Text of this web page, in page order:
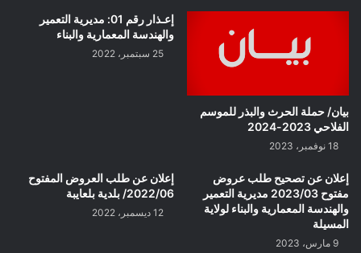
بيان/ حملة الحرث والبذر للموسم
الفلاحي 2023-2024
18 نوفمبر، 2023
إعـذار رقم 01: مديرية التعمير
والهندسة المعمارية والبناء
25 سبتمبر، 2022
إعلان عن تصحيح طلب عروض
مفتوح 2023/03 مديرية التعمير
والهندسة المعمارية والبناء لولاية
المسيلة
9 مارس، 2023
إعلان عن طلب العروض المفتوح
2022/06/ بلدية بلعايبة
12 ديسمبر، 2022